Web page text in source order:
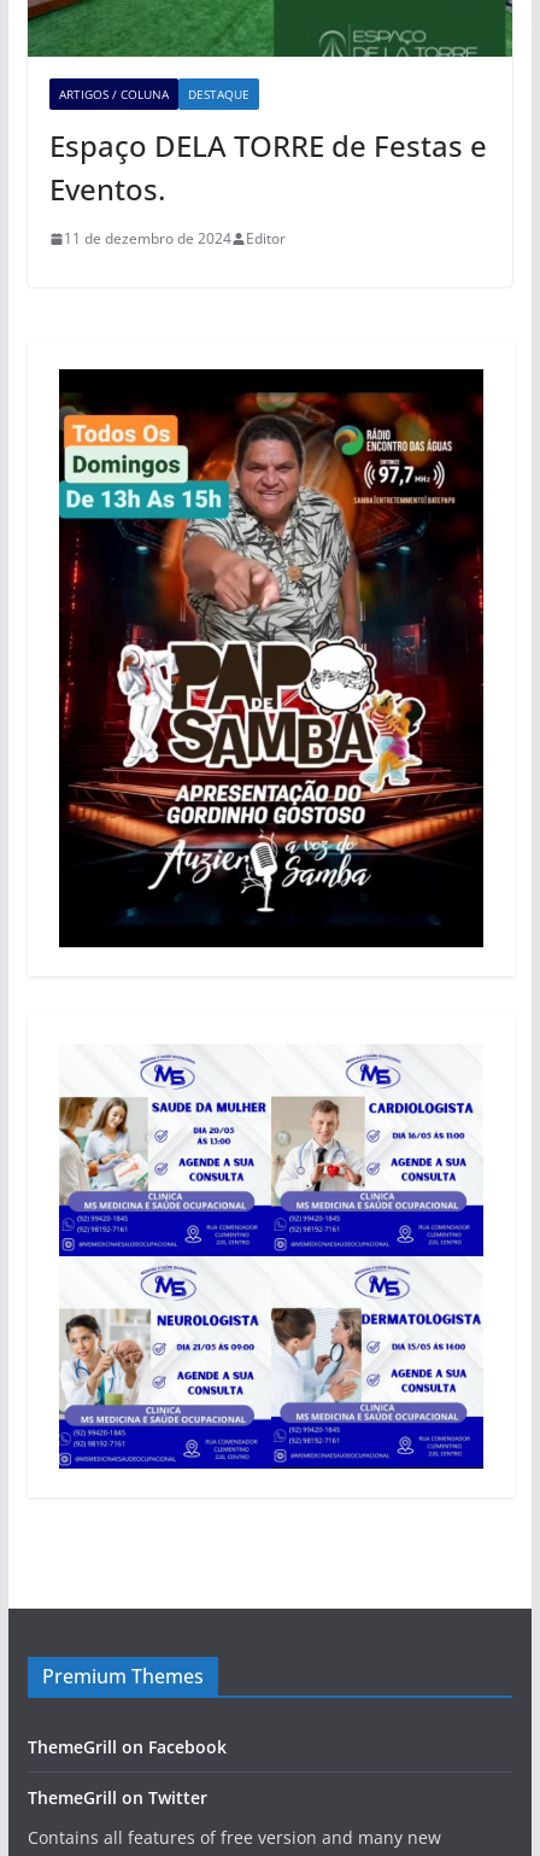
ARTIGOS / COLUNA DESTAQUE
Espaço DELA TORRE de Festas e
Eventos.
11 de dezembro de 2024 Editor
Premium Themes
ThemeGrill on Facebook
ThemeGrill on Twitter
Contains all features of free version and many new